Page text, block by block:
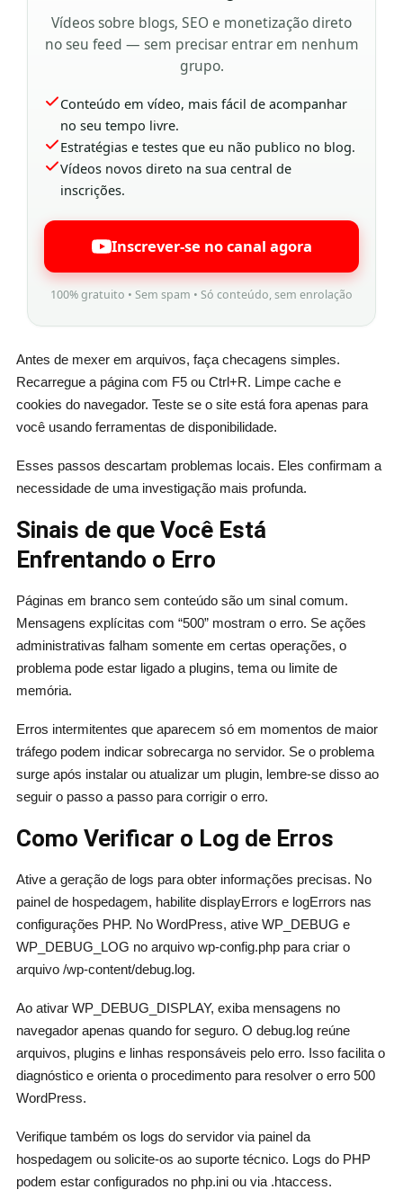
Vídeos sobre blogs, SEO e monetização direto
no seu feed — sem precisar entrar em nenhum
grupo.
Conteúdo em vídeo, mais fácil de acompanhar
no seu tempo livre.
Estratégias e testes que eu não publico no blog.
Vídeos novos direto na sua central de
inscrições.
Inscrever-se no canal agora
100% gratuito • Sem spam • Só conteúdo, sem enrolação
Antes de mexer em arquivos, faça checagens simples.
Recarregue a página com F5 ou Ctrl+R. Limpe cache e
cookies do navegador. Teste se o site está fora apenas para
você usando ferramentas de disponibilidade.
Esses passos descartam problemas locais. Eles confirmam a
necessidade de uma investigação mais profunda.
Sinais de que Você Está
Enfrentando o Erro
Páginas em branco sem conteúdo são um sinal comum.
Mensagens explícitas com “500” mostram o erro. Se ações
administrativas falham somente em certas operações, o
problema pode estar ligado a plugins, tema ou limite de
memória.
Erros intermitentes que aparecem só em momentos de maior
tráfego podem indicar sobrecarga no servidor. Se o problema
surge após instalar ou atualizar um plugin, lembre-se disso ao
seguir o passo a passo para corrigir o erro.
Como Verificar o Log de Erros
Ative a geração de logs para obter informações precisas. No
painel de hospedagem, habilite displayErrors e logErrors nas
configurações PHP. No WordPress, ative WP_DEBUG e
WP_DEBUG_LOG no arquivo wp-config.php para criar o
arquivo /wp-content/debug.log.
Ao ativar WP_DEBUG_DISPLAY, exiba mensagens no
navegador apenas quando for seguro. O debug.log reúne
arquivos, plugins e linhas responsáveis pelo erro. Isso facilita o
diagnóstico e orienta o procedimento para resolver o erro 500
WordPress.
Verifique também os logs do servidor via painel da
hospedagem ou solicite-os ao suporte técnico. Logs do PHP
podem estar configurados no php.ini ou via .htaccess.